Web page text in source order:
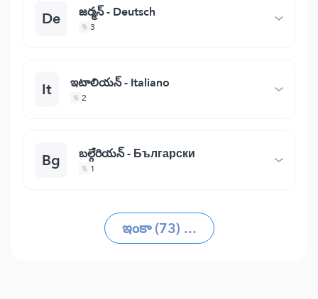
De జర్మన్ - Deutsch
3
It ఇటాలియన్ - Italiano
2
Bg బల్గేరియన్ - Български
1
ఇంకా (73) ...